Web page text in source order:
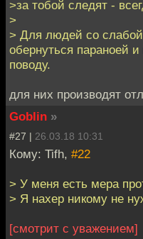
>за тобой следят -
>
> Для людей со
обернуться параноей
поводу.
для них производят
Goblin »
#27 | 26.03.18 10:31
Кому: Tifh, #22
> У меня есть мера
> Я нахер никому не
[смотрит с уважением]